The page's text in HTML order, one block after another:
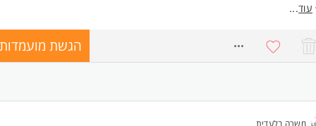
המשרה
* עבודה לפי שרטוטים ומפרטים טכניים.
בקרת איכות ופתרון תקלות ברמת המפעיל.
המשרה
עוד...
הגשת מועמדות
משרה בלעדית